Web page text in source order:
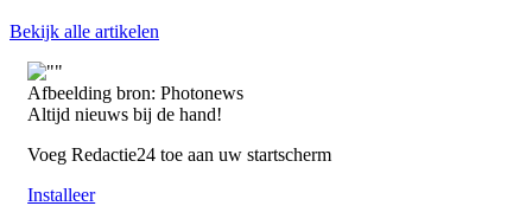
Bekijk alle artikelen
Afbeelding bron: Photonews
Altijd nieuws bij de hand!
Voeg Redactie24 toe aan uw startscherm
Installeer